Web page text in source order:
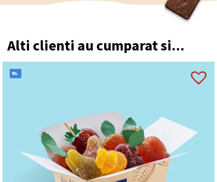
Alti clienti au cumparat si...